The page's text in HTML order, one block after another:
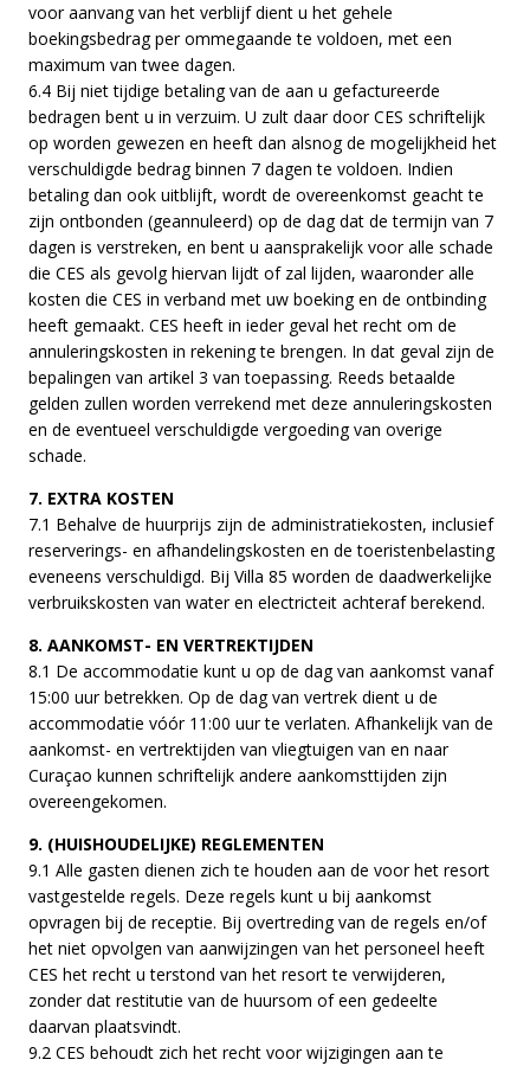
voor aanvang van het verblijf dient u het gehele
boekingsbedrag per ommegaande te voldoen, met een
maximum van twee dagen.
6.4 Bij niet tijdige betaling van de aan u gefactureerde
bedragen bent u in verzuim. U zult daar door CES schriftelijk
op worden gewezen en heeft dan alsnog de mogelijkheid het
verschuldigde bedrag binnen 7 dagen te voldoen. Indien
betaling dan ook uitblijft, wordt de overeenkomst geacht te
zijn ontbonden (geannuleerd) op de dag dat de termijn van 7
dagen is verstreken, en bent u aansprakelijk voor alle schade
die CES als gevolg hiervan lijdt of zal lijden, waaronder alle
kosten die CES in verband met uw boeking en de ontbinding
heeft gemaakt. CES heeft in ieder geval het recht om de
annuleringskosten in rekening te brengen. In dat geval zijn de
bepalingen van artikel 3 van toepassing. Reeds betaalde
gelden zullen worden verrekend met deze annuleringskosten
en de eventueel verschuldigde vergoeding van overige
schade.
7. EXTRA KOSTEN
7.1 Behalve de huurprijs zijn de administratiekosten, inclusief
reserverings- en afhandelingskosten en de toeristenbelasting
eveneens verschuldigd. Bij Villa 85 worden de daadwerkelijke
verbruikskosten van water en electricteit achteraf berekend.
8. AANKOMST- EN VERTREKTIJDEN
8.1 De accommodatie kunt u op de dag van aankomst vanaf
15:00 uur betrekken. Op de dag van vertrek dient u de
accommodatie vóór 11:00 uur te verlaten. Afhankelijk van de
aankomst- en vertrektijden van vliegtuigen van en naar
Curaçao kunnen schriftelijk andere aankomsttijden zijn
overeengekomen.
9. (HUISHOUDELIJKE) REGLEMENTEN
9.1 Alle gasten dienen zich te houden aan de voor het resort
vastgestelde regels. Deze regels kunt u bij aankomst
opvragen bij de receptie. Bij overtreding van de regels en/of
het niet opvolgen van aanwijzingen van het personeel heeft
CES het recht u terstond van het resort te verwijderen,
zonder dat restitutie van de huursom of een gedeelte
daarvan plaatsvindt.
9.2 CES behoudt zich het recht voor wijzigingen aan te